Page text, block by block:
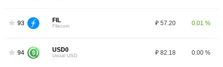
93 FIL
Filecoin ₽ 57.20 0.01 %
94 USD0
Usual USD ₽ 82.18 0.00 %